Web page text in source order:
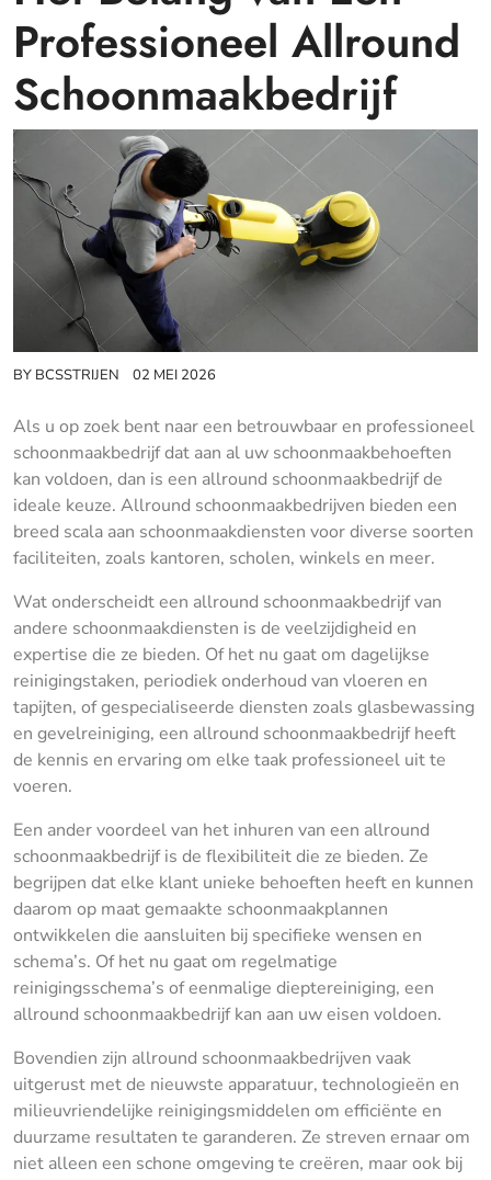
Professioneel Allround
Schoonmaakbedrijf
BY BCSSTRIJEN 02 MEI 2026
Als u op zoek bent naar een betrouwbaar en professioneel
schoonmaakbedrijf dat aan al uw schoonmaakbehoeften
kan voldoen, dan is een allround schoonmaakbedrijf de
ideale keuze. Allround schoonmaakbedrijven bieden een
breed scala aan schoonmaakdiensten voor diverse soorten
faciliteiten, zoals kantoren, scholen, winkels en meer.
Wat onderscheidt een allround schoonmaakbedrijf van
andere schoonmaakdiensten is de veelzijdigheid en
expertise die ze bieden. Of het nu gaat om dagelijkse
reinigingstaken, periodiek onderhoud van vloeren en
tapijten, of gespecialiseerde diensten zoals glasbewassing
en gevelreiniging, een allround schoonmaakbedrijf heeft
de kennis en ervaring om elke taak professioneel uit te
voeren.
Een ander voordeel van het inhuren van een allround
schoonmaakbedrijf is de flexibiliteit die ze bieden. Ze
begrijpen dat elke klant unieke behoeften heeft en kunnen
daarom op maat gemaakte schoonmaakplannen
ontwikkelen die aansluiten bij specifieke wensen en
schema’s. Of het nu gaat om regelmatige
reinigingsschema’s of eenmalige dieptereiniging, een
allround schoonmaakbedrijf kan aan uw eisen voldoen.
Bovendien zijn allround schoonmaakbedrijven vaak
uitgerust met de nieuwste apparatuur, technologieën en
milieuvriendelijke reinigingsmiddelen om efficiënte en
duurzame resultaten te garanderen. Ze streven ernaar om
niet alleen een schone omgeving te creëren, maar ook bij